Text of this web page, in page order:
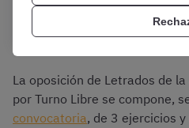
Justicia por
La oposición de Letrados de
por Turno Libre se compone,
convocatoria, de 3 ejercicios